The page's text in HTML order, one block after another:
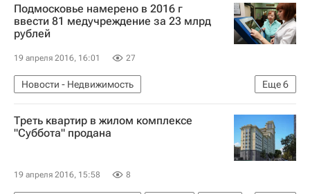
Подмосковье намерено в 2016 г
ввести 81 медучреждение за 23 млрд
рублей
19 апреля 2016, 16:01 27
Еще6
Новости - Недвижимость
Социальная инфраструктура
Строительство
Медучреждения
Инфраструктура
Россия
Треть квартир в жилом комплексе
"Суббота" продана
19 апреля 2016, 15:58 8